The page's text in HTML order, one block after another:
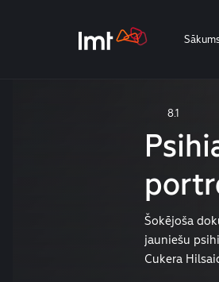
8.1
Šokējoša
jauniešu
Cukera